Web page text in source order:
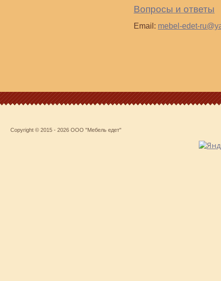
Вопросы и ответы
Email: mebel-edet-
Copyright © 2015 - 2026 ООО "Мебель едет"